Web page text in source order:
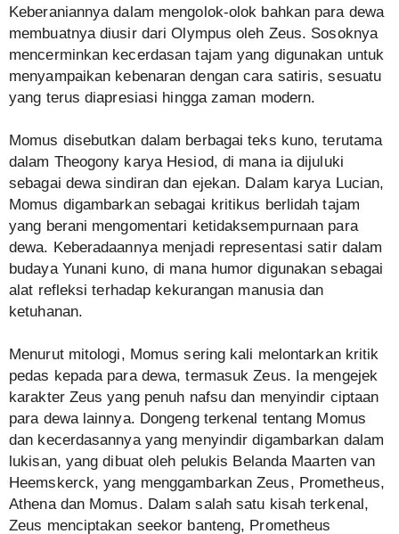
Keberaniannya dalam mengolok-olok bahkan para dewa
membuatnya diusir dari Olympus oleh Zeus. Sosoknya
mencerminkan kecerdasan tajam yang digunakan untuk
menyampaikan kebenaran dengan cara satiris, sesuatu
yang terus diapresiasi hingga zaman modern.
Momus disebutkan dalam berbagai teks kuno, terutama
dalam Theogony karya Hesiod, di mana ia dijuluki
sebagai dewa sindiran dan ejekan. Dalam karya Lucian,
Momus digambarkan sebagai kritikus berlidah tajam
yang berani mengomentari ketidaksempurnaan para
dewa. Keberadaannya menjadi representasi satir dalam
budaya Yunani kuno, di mana humor digunakan sebagai
alat refleksi terhadap kekurangan manusia dan
ketuhanan.
Menurut mitologi, Momus sering kali melontarkan kritik
pedas kepada para dewa, termasuk Zeus. Ia mengejek
karakter Zeus yang penuh nafsu dan menyindir ciptaan
para dewa lainnya. Dongeng terkenal tentang Momus
dan kecerdasannya yang menyindir digambarkan dalam
lukisan, yang dibuat oleh pelukis Belanda Maarten van
Heemskerck, yang menggambarkan Zeus, Prometheus,
Athena dan Momus. Dalam salah satu kisah terkenal,
Zeus menciptakan seekor banteng, Prometheus